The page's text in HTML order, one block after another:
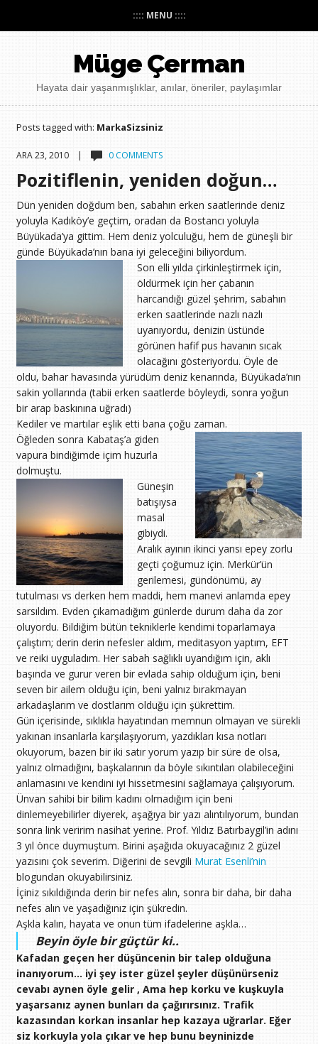
:::: MENU ::::
Müge Çerman
Hayata dair yaşanmışlıklar, anılar, öneriler, paylaşımlar
Posts tagged with: MarkaSizsiniz
ARA 23, 2010 | 0 COMMENTS
Pozitiflenin, yeniden doğun…
Dün yeniden doğdum ben, sabahın erken saatlerinde deniz
yoluyla Kadıköy’e geçtim, oradan da Bostancı yoluyla
Büyükada’ya gittim. Hem deniz yolculuğu, hem de güneşli bir
günde Büyükada’nın bana iyi geleceğini biliyordum.
Son elli yılda çirkinleştirmek için,
öldürmek için her çabanın
harcandığı güzel şehrim, sabahın
erken saatlerinde nazlı nazlı
uyanıyordu, denizin üstünde
görünen hafif pus havanın sıcak
olacağını gösteriyordu. Öyle de
oldu, bahar havasında yürüdüm deniz kenarında, Büyükada’nın
sakin yollarında (tabii erken saatlerde böyleydi, sonra yoğun
bir arap baskınına uğradı)
Kediler ve martılar eşlik etti bana çoğu zaman.
Öğleden sonra Kabataş’a giden
vapura bindiğimde içim huzurla
dolmuştu.
Güneşin
batışıysa
masal
gibiydi.
Aralık ayının ikinci yarısı epey zorlu
geçti çoğumuz için. Merkür’ün
gerilemesi, gündönümü, ay
tutulması vs derken hem maddi, hem manevi anlamda epey
sarsıldım. Evden çıkamadığım günlerde durum daha da zor
oluyordu. Bildiğim bütün tekniklerle kendimi toparlamaya
çalıştım; derin derin nefesler aldım, meditasyon yaptım, EFT
ve reiki uyguladım. Her sabah sağlıklı uyandığım için, aklı
başında ve gurur veren bir evlada sahip olduğum için, beni
seven bir ailem olduğu için, beni yalnız bırakmayan
arkadaşlarım ve dostlarım olduğu için şükrettim.
Gün içerisinde, sıklıkla hayatından memnun olmayan ve sürekli
yakınan insanlarla karşılaşıyorum, yazdıkları kısa notları
okuyorum, bazen bir iki satır yorum yazıp bir süre de olsa,
yalnız olmadığını, başkalarının da böyle sıkıntıları olabileceğini
anlamasını ve kendini iyi hissetmesini sağlamaya çalışıyorum.
Ünvan sahibi bir bilim kadını olmadığım için beni
dinlemeyebilirler diyerek, aşağıya bir yazı alıntılıyorum, bundan
sonra link veririm nasihat yerine. Prof. Yıldız Batırbaygil’in adını
3 yıl önce duymuştum. Birini aşağıda okuyacağınız 2 güzel
yazısını çok severim. Diğerini de sevgili Murat Esenli’nin
blogundan okuyabilirsiniz.
İçiniz sıkıldığında derin bir nefes alın, sonra bir daha, bir daha
nefes alın ve yaşadığınız için şükredin.
Aşkla kalın, hayata ve onun tüm ifadelerine aşkla…
Beyin öyle bir güçtür ki..
Kafadan geçen her düşüncenin bir talep olduğuna
inanıyorum… iyi şey ister güzel şeyler düşünürseniz
cevabı aynen öyle gelir , Ama hep korku ve kuşkuyla
yaşarsanız aynen bunları da çağırırsınız. Trafik
kazasından korkan insanlar hep kazaya uğrarlar. Eğer
siz korkuyla yola çıkar ve hep bunu beyninizde